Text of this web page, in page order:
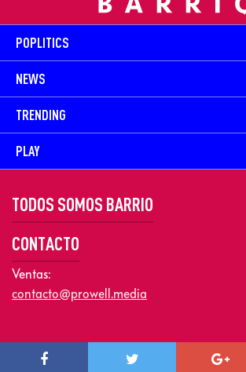
POPLITICS
NEWS
TRENDING
PLAY
TODOS SOMOS BARRIO
CONTACTO
Ventas:
contacto@prowell.media
Copyright © 2026 Prowel Media. Todos los derechos reservados –